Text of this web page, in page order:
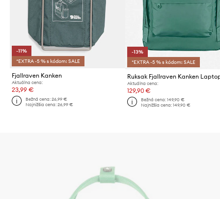
-11%
*EXTRA -5 % s kódom: SALE
Fjallraven Kanken
Aktuálna cena:
23,99 €
Bežná cena:26,99 €
Najnižšia cena:26,99 €
-13%
*EXTRA -5 % s kódom: SALE
Aktuálna cena:
129,90 €
Bežná cena: 149,90 €
Najnižšia cena: 149,90 €